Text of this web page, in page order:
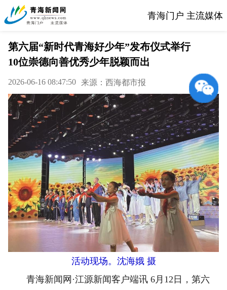
青海门户 主流媒体
第六届“新时代青海好少年”发布仪式举行
10位崇德向善优秀少年脱颖而出
2026-06-16 08:47:50 来源：西海都市报
活动现场。沈海娥 摄
青海新闻网·江源新闻客户端讯 6月12日，第六